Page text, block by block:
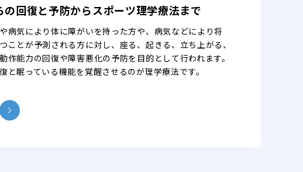
の回復と予防からスポーツ理学療法まで
病気により体に障がいを持った方や、病気などにより将
ことが予測される方に対し、座る、起きる、立ち上がる、
作能力の回復や障害悪化の予防を目的として行われます。
と眠っている機能を覚醒させるのが理学療法です。